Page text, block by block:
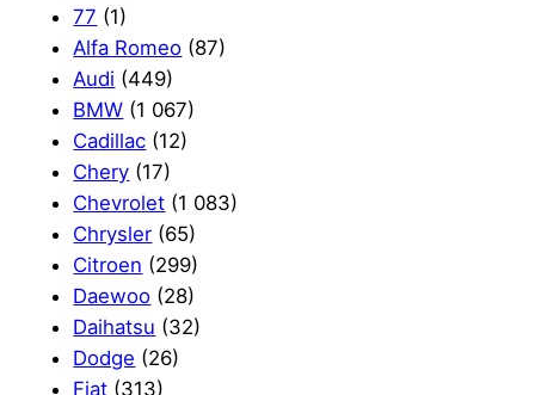
77 (1)
Alfa Romeo (87)
Audi (449)
BMW (1 067)
Cadillac (12)
Chery (17)
Chevrolet (1 083)
Chrysler (65)
Citroen (299)
Daewoo (28)
Daihatsu (32)
Dodge (26)
Fiat (313)